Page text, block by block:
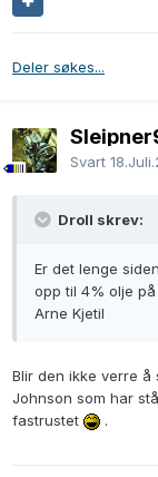
Deler søkes...
Svart
Droll skrev:
Er det lenge
opp til 4% olje
Arne Kjetil
Blir den ikke verre å
Johnson som har
fastrustet
.